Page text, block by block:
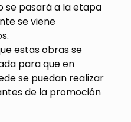
se pasará a la etapa
se viene
estas obras se
para que en
se puedan realizar
de la promoción